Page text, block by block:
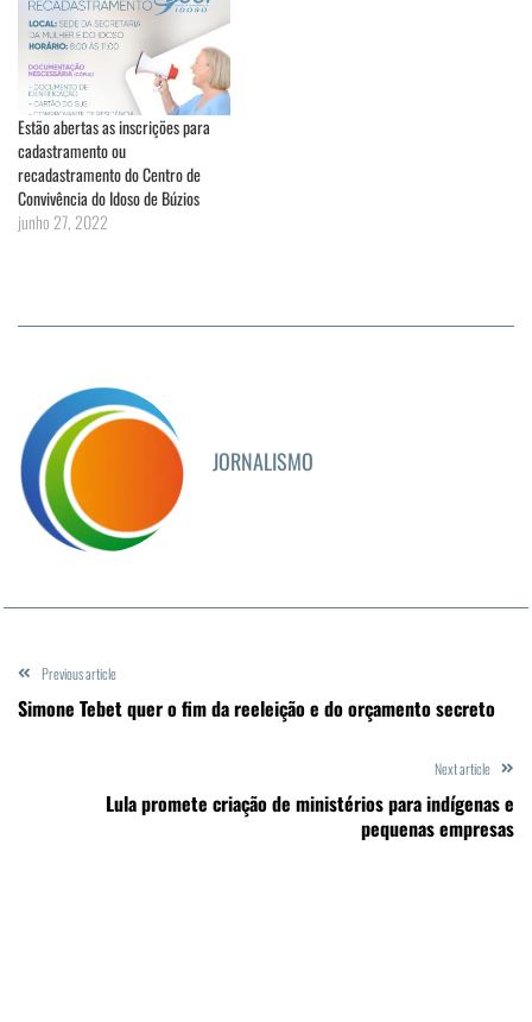
Estão abertas as inscrições para
cadastramento ou
recadastramento do Centro de
Convivência do Idoso de Búzios
junho 27, 2022
JORNALISMO
Previous article
Simone Tebet quer o fim da reeleição e do orçamento secreto
Next article
Lula promete criação de ministérios para indígenas e
pequenas empresas